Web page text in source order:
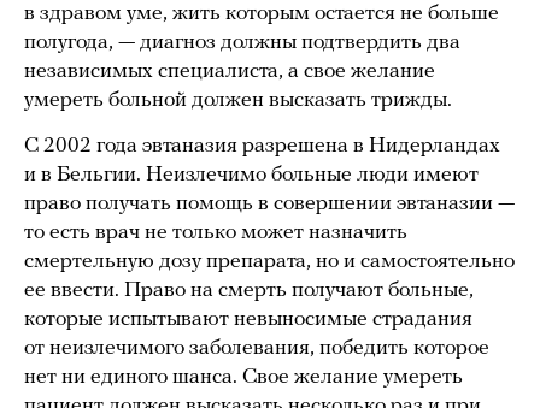
в здравом уме, жить которым остается не больше
полугода, — диагноз должны подтвердить два
независимых специалиста, а свое желание
умереть больной должен высказать трижды.
С 2002 года эвтаназия разрешена в Нидерландах
и в Бельгии. Неизлечимо больные люди имеют
право получать помощь в совершении эвтаназии —
то есть врач не только может назначить
смертельную дозу препарата, но и самостоятельно
ее ввести. Право на смерть получают больные,
которые испытывают невыносимые страдания
от неизлечимого заболевания, победить которое
нет ни единого шанса. Свое желание умереть